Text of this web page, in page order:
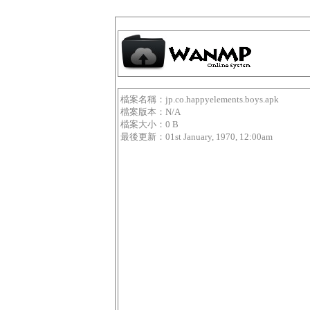
檔案名稱：jp.co.happyelements.boys.apk
檔案版本：N/A
檔案大小：0 B
最後更新：01st January, 1970, 12:00am